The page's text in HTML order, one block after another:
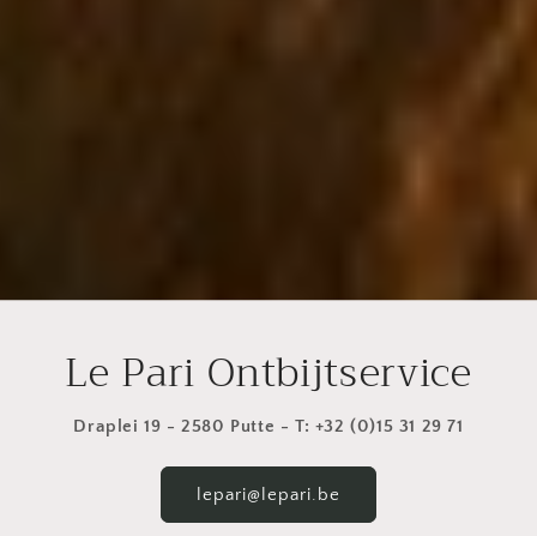
Le Pari Ontbijtservice
Draplei 19 - 2580 Putte - T: +32 (0)15 31 29 71
lepari@lepari.be